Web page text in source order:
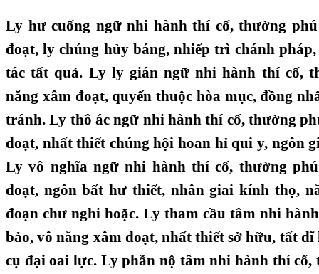
Ly hư cuống ngữ nhi hành thí cố, thường
đoạt, ly chúng hủy báng, nhiếp trì chánh
tác tất quả. Ly ly gián ngữ nhi hành thí cố,
năng xâm đoạt, quyến thuộc hòa mục, đồng
tránh. Ly thô ác ngữ nhi hành thí cố, thường
đoạt, nhất thiết chúng hội hoan hỉ qui y, ngôn
Ly vô nghĩa ngữ nhi hành thí cố, thường
đoạt, ngôn bất hư thiết, nhân giai kính thọ,
đoạn chư nghi hoặc. Ly tham cầu tâm nhi
bảo, vô năng xâm đoạt, nhất thiết sở hữu, tất
cụ đại oai lực. Ly phẫn nộ tâm nhi hành thí